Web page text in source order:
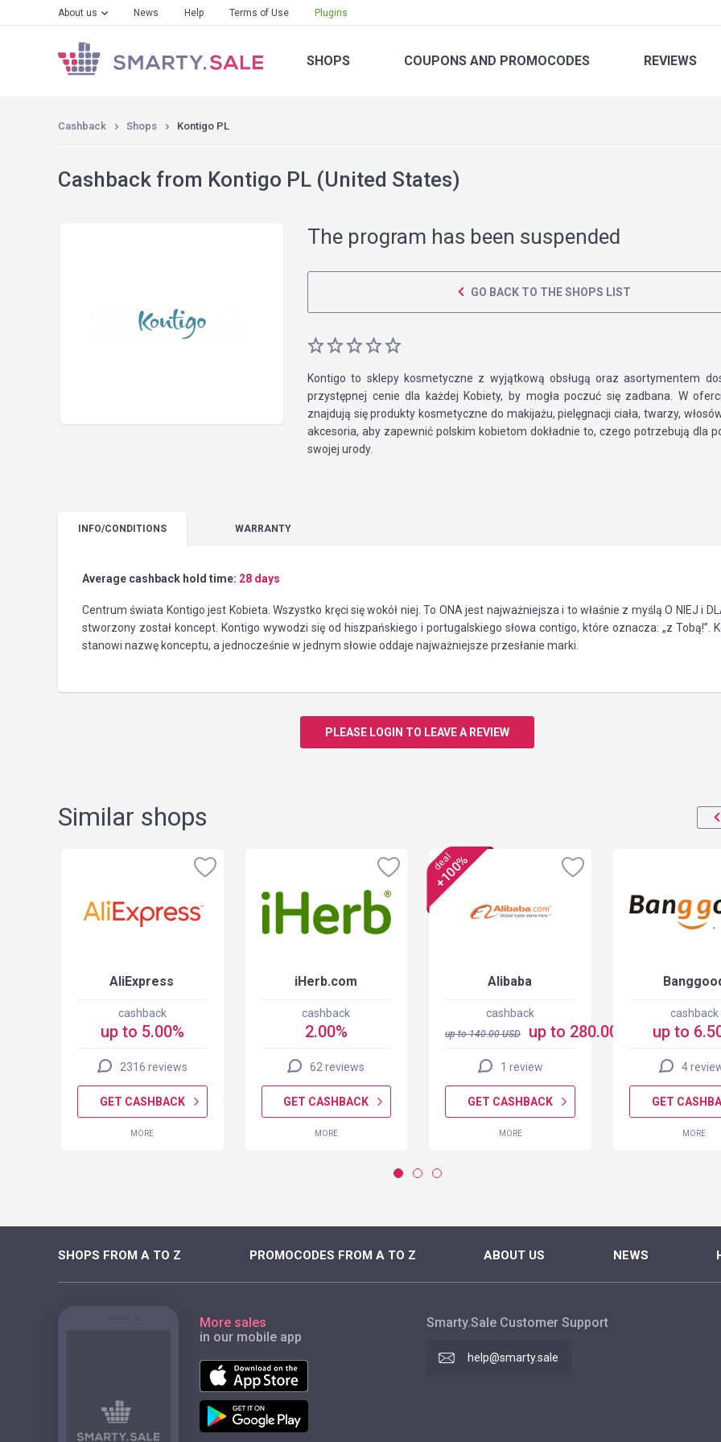
About us News Help Terms of Use Plugins
SHOPS COUPONS AND PROMOCODES REVIEWS
Cashback Shops Kontigo PL
Cashback from Kontigo PL (United States)
The program has been suspended
GO BACK TO THE SHOPS LIST
Kontigo to sklepy kosmetyczne z wyjątkową obsługą oraz asortymentem
przystępnej cenie dla każdej Kobiety, by mogła poczuć się zadbana. W
znajdują się produkty kosmetyczne do makijażu, pielęgnacji ciała, twarzy,
akcesoria, aby zapewnić polskim kobietom dokładnie to, czego potrzebują dla
swojej urody.
INFO/CONDITIONS WARRANTY
Average cashback hold time: 28 days
Centrum świata Kontigo jest Kobieta. Wszystko kręci się wokół niej. To ONA jest najważniejsza i to właśnie z myślą O NIEJ i
stworzony został koncept. Kontigo wywodzi się od hiszpańskiego i portugalskiego słowa contigo, które oznacza: „z Tobą!”.
stanowi nazwę konceptu, a jednocześnie w jednym słowie oddaje najważniejsze przesłanie marki.
PLEASE LOGIN TO LEAVE A REVIEW
Similar shops
AliExpress
cashback
up to 5.00%
2316 reviews
GET CASHBACK
MORE
iHerb.com
cashback
2.00%
62 reviews
GET CASHBACK
MORE
deal
+100%
Alibaba
cashback
up to140.00USD up to 280.00 USD
1 review
GET CASHBACK
MORE
cashback
up to
4
GET
MORE
SHOPS FROM A TO Z PROMOCODES FROM A TO Z ABOUT US NEWS
More sales
in our mobile app
Smarty.Sale Customer Support
help@smarty.sale